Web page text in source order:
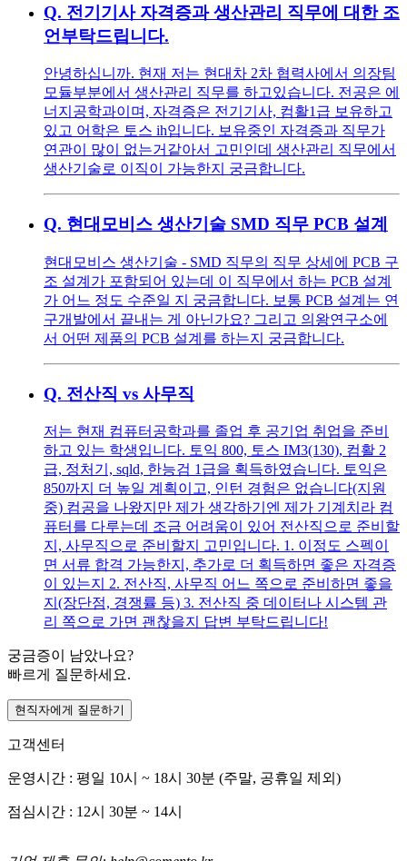
Q. 전기기사 자격증과 생산관리 직무에 대한 조
언부탁드립니다.
안녕하십니까. 현재 저는 현대차 2차 협력사에서 의장팀
모듈부분에서 생산관리 직무를 하고있습니다. 전공은 에
너지공학과이며, 자격증은 전기기사, 컴활1급 보유하고
있고 어학은 토스 ih입니다. 보유중인 자격증과 직무가
연관이 많이 없는거같아서 고민인데 생산관리 직무에서
생산기술로 이직이 가능한지 궁금합니다.
Q. 현대모비스 생산기술 SMD 직무 PCB 설계
현대모비스 생산기술 - SMD 직무의 직무 상세에 PCB 구
조 설계가 포함되어 있는데 이 직무에서 하는 PCB 설계
가 어느 정도 수준일 지 궁금합니다. 보통 PCB 설계는 연
구개발에서 끝내는 게 아닌가요? 그리고 의왕연구소에
서 어떤 제품의 PCB 설계를 하는지 궁금합니다.
Q. 전산직 vs 사무직
저는 현재 컴퓨터공학과를 졸업 후 공기업 취업을 준비
하고 있는 학생입니다. 토익 800, 토스 IM3(130), 컴활 2
급, 정처기, sqld, 한능검 1급을 획득하였습니다. 토익은
850까지 더 높일 계획이고, 인턴 경험은 없습니다(지원
중) 컴공을 나왔지만 제가 생각하기엔 제가 기계치라 컴
퓨터를 다루는데 조금 어려움이 있어 전산직으로 준비할
지, 사무직으로 준비할지 고민입니다. 1. 이정도 스펙이
면 서류 합격 가능한지, 추가로 더 획득하면 좋은 자격증
이 있는지 2. 전산직, 사무직 어느 쪽으로 준비하면 좋을
지(장단점, 경쟁률 등) 3. 전산직 중 데이터나 시스템 관
리 쪽으로 가면 괜찮을지 답변 부탁드립니다!
궁금증이 남았나요?
빠르게 질문하세요.
현직자에게 질문하기
고객센터
운영시간 : 평일 10시 ~ 18시 30분 (주말, 공휴일 제외)
점심시간 : 12시 30분 ~ 14시